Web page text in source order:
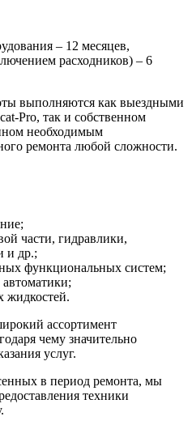
– 12 месяцев,
расходников) – 6
выполняются как выездными
Pro, так и собственном
необходимым
ремонта любой сложности.
части, гидравлики,
и др.;
функциональных систем;
жидкостей.
ассортимент
чему значительно
услуг.
в период ремонта, мы
техники